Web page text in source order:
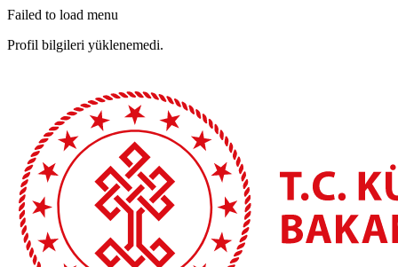
Failed to load menu
Profil bilgileri yüklenemedi.